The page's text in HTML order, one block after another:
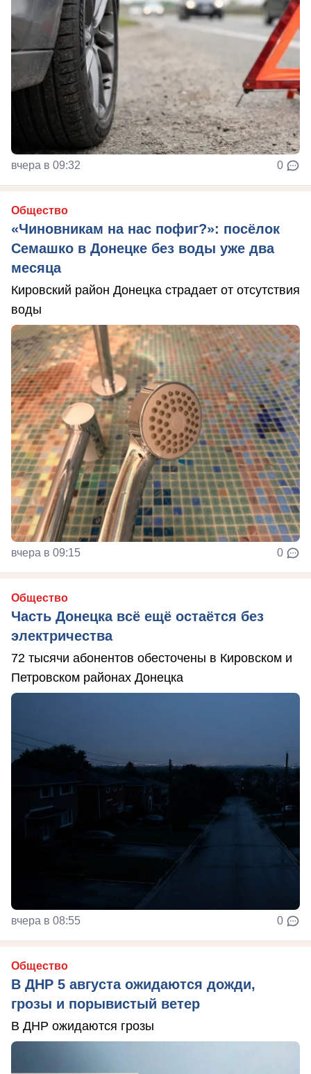
вчера в 09:32 0
Общество
«Чиновникам на нас пофиг?»: посёлок
Семашко в Донецке без воды уже два
месяца
Кировский район Донецка страдает от отсутствия
воды
вчера в 09:15 0
Общество
Часть Донецка всё ещё остаётся без
электричества
72 тысячи абонентов обесточены в Кировском и
Петровском районах Донецка
вчера в 08:55 0
Общество
В ДНР 5 августа ожидаются дожди,
грозы и порывистый ветер
В ДНР ожидаются грозы